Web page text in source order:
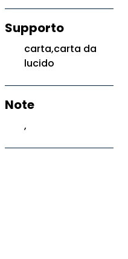
Supporto
carta,carta da
lucido
Note
,